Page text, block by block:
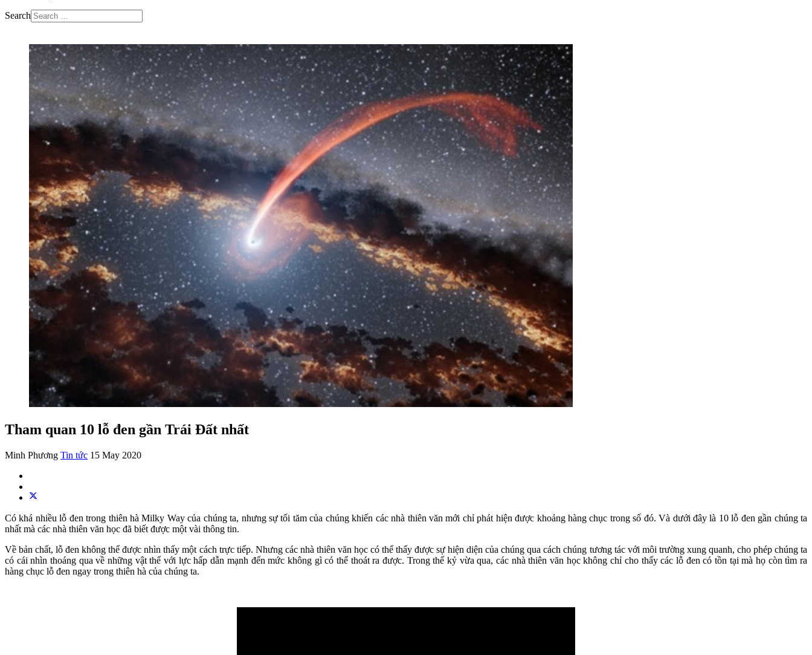
Search
Tham quan 10 lỗ đen gần Trái Đất nhất
Minh Phương Tin tức 15 May 2020
Có khá nhiều lỗ đen trong thiên hà Milky Way của chúng ta, nhưng sự tối tăm của chúng khiến các nhà thiên văn mới chỉ phát hiện được khoảng hàng chục trong số đó. Và dưới đây là 10 lỗ đen gần chúng ta
nhất mà các nhà thiên văn học đã biết được một vài thông tin.
Về bản chất, lỗ đen không thể được nhìn thấy một cách trực tiếp. Nhưng các nhà thiên văn học có thể thấy được sự hiện diện của chúng qua cách chúng tương tác với môi trường xung quanh, cho phép chúng ta
có cái nhìn thoáng qua về những vật thể với lực hấp dẫn mạnh đến mức không gì có thể thoát ra được. Trong thế kỷ vừa qua, các nhà thiên văn học không chỉ cho thấy các lỗ đen có tồn tại mà họ còn tìm ra
hàng chục lỗ đen ngay trong thiên hà của chúng ta.